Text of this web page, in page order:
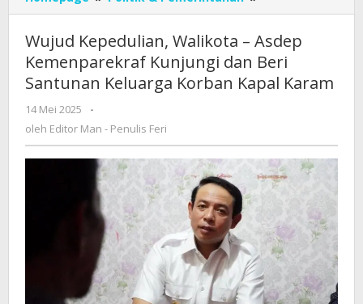
Kepedulian,
-
Asdep
Kemenparekraf
Kunjungi
Santunan
Keluarga
Korban
Wujud Kepedulian, Walikota – Asdep
Kemenparekraf Kunjungi dan Beri
Santunan Keluarga Korban Kapal Karam
14 Mei 2025
oleh
Editor
Penulis
Feri
-
oleh Editor Man - Penulis Feri